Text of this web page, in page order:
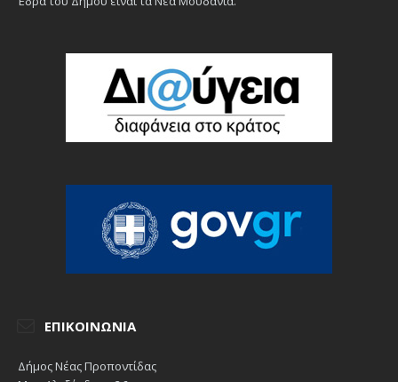
ΕΠΙΚΟΙΝΩΝΊΑ
Δήμος Νέας Προποντίδας